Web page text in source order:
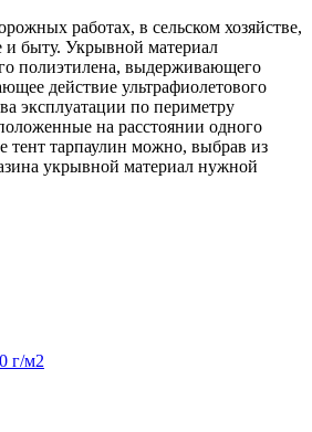
работах, в сельском хозяйстве,
и быту. Укрывной материал
полиэтилена, выдерживающего
действие ультрафиолетового
эксплуатации по периметру
на расстоянии одного
тент тарпаулин можно, выбрав из
укрывной материал нужной
г/м2